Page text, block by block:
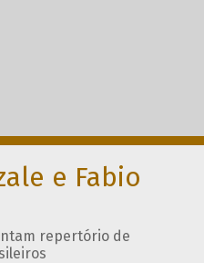
e Fabio
repertório de